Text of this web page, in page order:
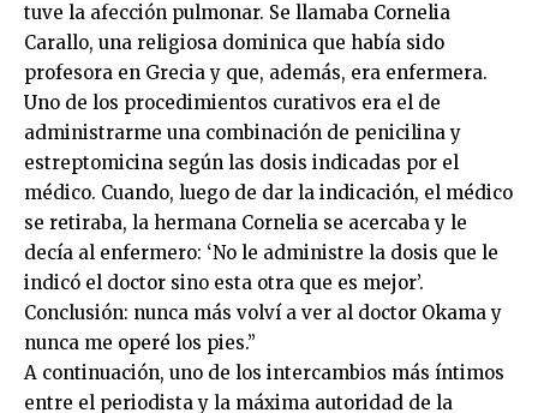
tuve la afección pulmonar. Se llamaba Cornelia
Carallo, una religiosa dominica que había sido
profesora en Grecia y que, además, era enfermera.
Uno de los procedimientos curativos era el de
administrarme una combinación de penicilina y
estreptomicina según las dosis indicadas por el
médico. Cuando, luego de dar la indicación, el médico
se retiraba, la hermana Cornelia se acercaba y le
decía al enfermero: ‘No le administre la dosis que le
indicó el doctor sino esta otra que es mejor’.
Conclusión: nunca más volví a ver al doctor Okama y
nunca me operé los pies.”
A continuación, uno de los intercambios más íntimos
entre el periodista y la máxima autoridad de la